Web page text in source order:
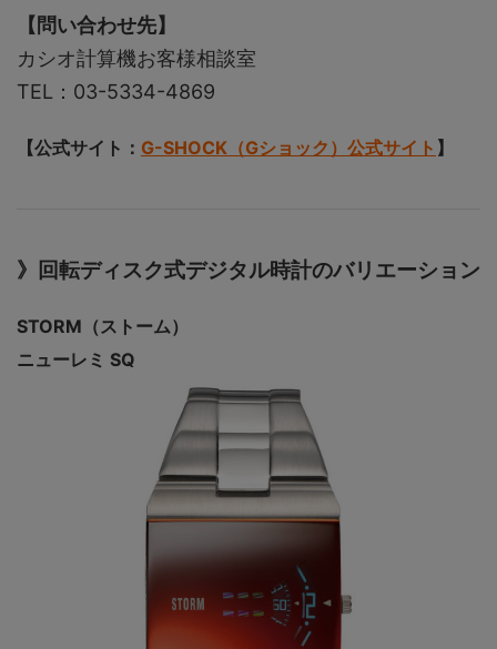
【問い合わせ先】
カシオ計算機お客様相談室
TEL：03-5334-4869
【公式サイト： G-SHOCK（Gショック）公式サイト 】
》回転ディスク式デジタル時計のバリエーション
STORM（ストーム）
ニューレミ SQ